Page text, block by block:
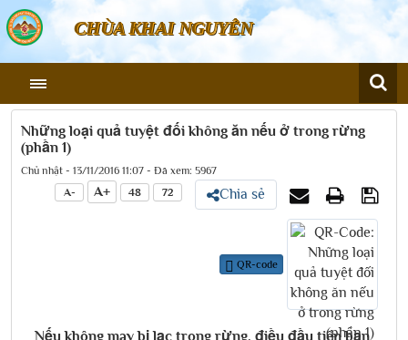
CHÙA KHAI NGUYÊN
Những loại quả tuyệt đối không ăn nếu ở trong rừng
(phần 1)
Chủ nhật - 13/11/2016 11:07 - Đã xem: 5967
A-
A+ 48 72 Chia sẻ
QR-code
Nếu không may bị lạc trong rừng, điều đầu tiên bạn